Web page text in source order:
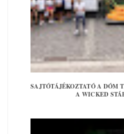
SAJTÓTÁJÉKOZTATÓ A DÓM
A WICKED